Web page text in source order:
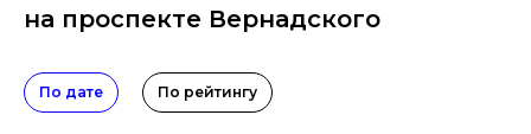
на проспекте Вернадского
По дате По рейтингу